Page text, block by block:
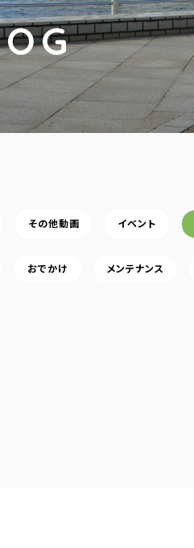
その他動画 イベント
おでかけ メンテナンス